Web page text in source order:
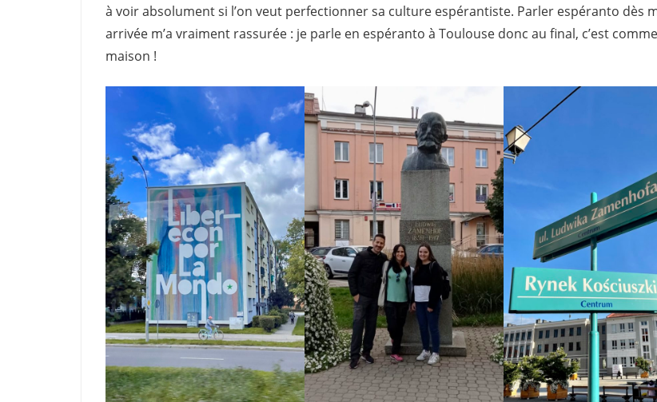
à voir absolument si l’on veut perfectionner sa culture espérantiste. Parler espéranto dès
arrivée m’a vraiment rassurée : je parle en espéranto à Toulouse donc au final, c’est
maison !